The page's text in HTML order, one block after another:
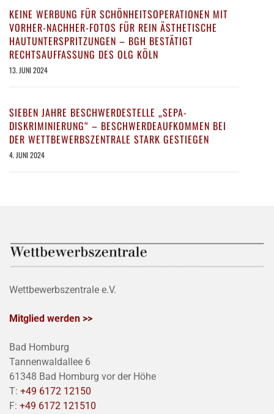
KEINE WERBUNG FÜR SCHÖNHEITSOPERATIONEN MIT
VORHER-NACHHER-FOTOS FÜR REIN ÄSTHETISCHE
HAUTUNTERSPRITZUNGEN – BGH BESTÄTIGT
RECHTSAUFFASSUNG DES OLG KÖLN
13. JUNI 2024
SIEBEN JAHRE BESCHWERDESTELLE „SEPA-
DISKRIMINIERUNG“ – BESCHWERDEAUFKOMMEN BEI
DER WETTBEWERBSZENTRALE STARK GESTIEGEN
4. JUNI 2024
Wettbewerbszentrale e.V.
Mitglied werden >>
Bad Homburg
Tannenwaldallee 6
61348 Bad Homburg vor der Höhe
T: +49 6172 12150
F: +49 6172 121510